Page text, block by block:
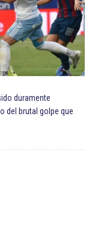
duramente
del brutal golpe que